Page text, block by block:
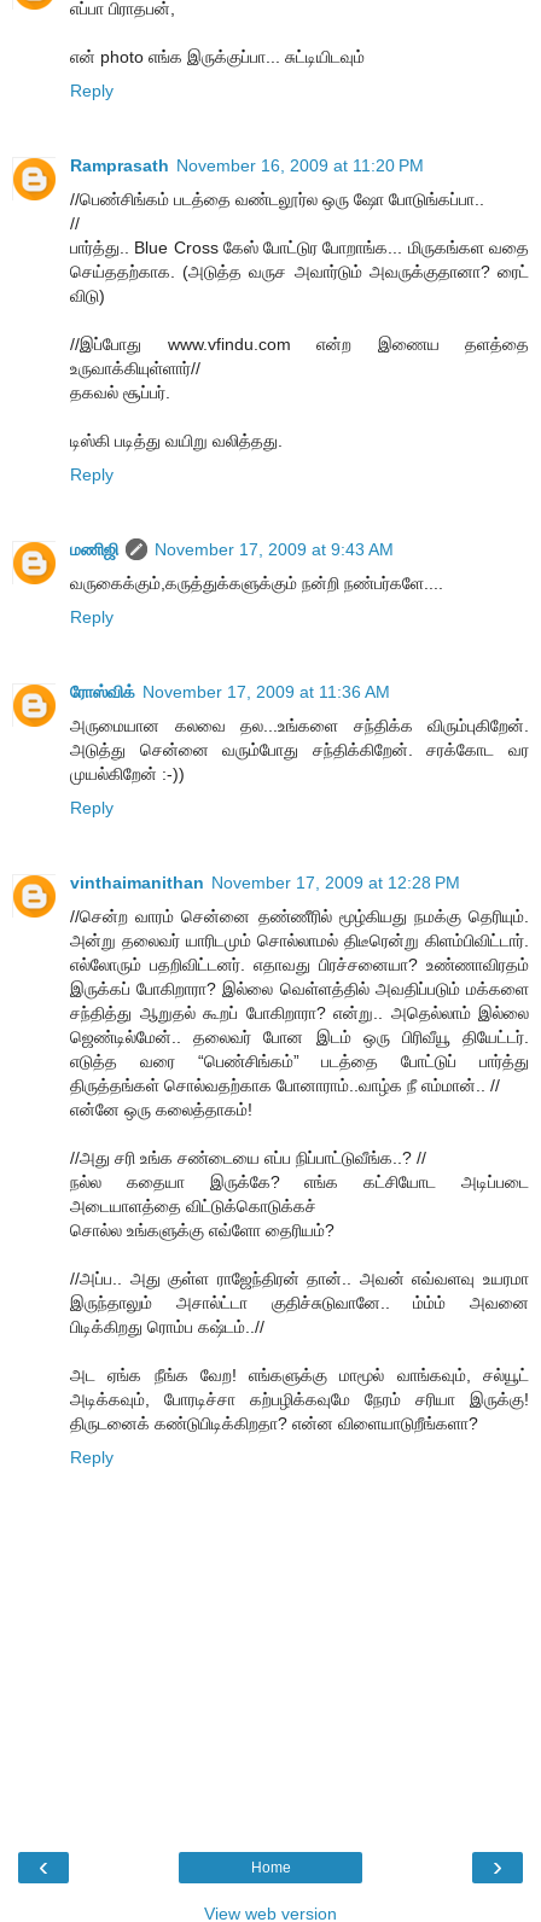
எப்பா பிராதபன்,
என் photo எங்க இருக்குப்பா... சுட்டியிடவும்
Reply
Ramprasath November 16, 2009 at 11:20 PM
//பெண்சிங்கம் படத்தை வண்டலூர்ல ஒரு ஷோ போடுங்கப்பா..
//
பார்த்து.. Blue Cross கேஸ் போட்டுர போறாங்க... மிருகங்கள வதை
செய்ததற்காக. (அடுத்த வருச அவார்டும் அவருக்குதானா? ரைட்
விடு)
//இப்போது www.vfindu.com என்ற இணைய தளத்தை
உருவாக்கியுள்ளார்//
தகவல் சூப்பர்.
டிஸ்கி படித்து வயிறு வலித்தது.
Reply
மணிஜி
November 17, 2009 at 9:43 AM
வருகைக்கும்,கருத்துக்களுக்கும் நன்றி நண்பர்களே....
Reply
ரோஸ்விக் November 17, 2009 at 11:36 AM
அருமையான கலவை தல...உங்களை சந்திக்க விரும்புகிறேன்.
அடுத்து சென்னை வரும்போது சந்திக்கிறேன். சரக்கோட வர
முயல்கிறேன் :-))
Reply
vinthaimanithan November 17, 2009 at 12:28 PM
//சென்ற வாரம் சென்னை தண்ணீரில் மூழ்கியது நமக்கு தெரியும்.
அன்று தலைவர் யாரிடமும் சொல்லாமல் திடீரென்று கிளம்பிவிட்டார்.
எல்லோரும் பதறிவிட்டனர். எதாவது பிரச்சனையா? உண்ணாவிரதம்
இருக்கப் போகிறாரா? இல்லை வெள்ளத்தில் அவதிப்படும் மக்களை
சந்தித்து ஆறுதல் கூறப் போகிறாரா? என்று.. அதெல்லாம் இல்லை
ஜெண்டில்மேன்.. தலைவர் போன இடம் ஒரு பிரிவீயூ தியேட்டர்.
எடுத்த வரை “பெண்சிங்கம்” படத்தை போட்டுப் பார்த்து
திருத்தங்கள் சொல்வதற்காக போனாராம்..வாழ்க நீ எம்மான்.. //
என்னே ஒரு கலைத்தாகம்!
//அது சரி உங்க சண்டையை எப்ப நிப்பாட்டுவீங்க..? //
நல்ல கதையா இருக்கே? எங்க கட்சியோட அடிப்படை
அடையாளத்தை விட்டுக்கொடுக்கச்
சொல்ல உங்களுக்கு எவ்ளோ தைரியம்?
//அப்ப.. அது குள்ள ராஜேந்திரன் தான்.. அவன் எவ்வளவு உயரமா
இருந்தாலும் அசால்ட்டா குதிச்சுடுவானே.. ம்ம்ம் அவனை
பிடிக்கிறது ரொம்ப கஷ்டம்..//
அட ஏங்க நீங்க வேற! எங்களுக்கு மாமூல் வாங்கவும், சல்யூட்
அடிக்கவும், போரடிச்சா கற்பழிக்கவுமே நேரம் சரியா இருக்கு!
திருடனைக் கண்டுபிடிக்கிறதா? என்ன விளையாடுறீங்களா?
Reply
‹ ›
Home
View web version